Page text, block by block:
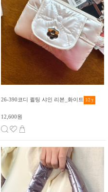
26-390코디 퀼팅 샤인 리본_화이트 1/2 y
12,600원